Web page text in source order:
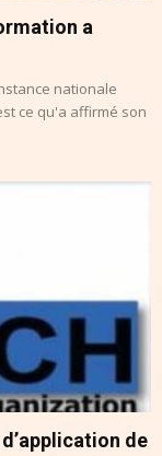
a
nationale
ce qu'a affirmé son
de